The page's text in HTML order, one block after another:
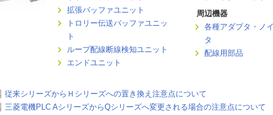
拡張バッファユニット
トロリー伝送バッファユニッ
ト
ループ配線断線検知ユニット
エンドユニット
周辺機器
各種アダプタ・ノ
タ
配線用部品
従来シリーズからＨシリーズへの置き換え注意点について
三菱電機PLC AシリーズからQシリーズへ変更される場合の注意点について